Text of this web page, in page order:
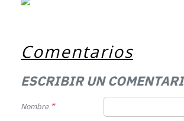
Comentarios
ESCRIBIR UN
Nombre